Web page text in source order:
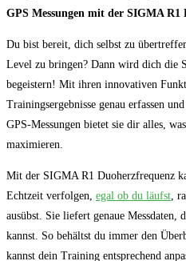
GPS Messungen mit der SIGMA R1
Du bist bereit, dich selbst zu
Level zu bringen? Dann wird dich die
begeistern! Mit ihren innovativen
Trainingsergebnisse genau erfassen
GPS-Messungen bietet sie dir alles,
maximieren.
Mit der SIGMA R1 Duoherzfrequenz
Echtzeit verfolgen, egal ob du läufst ,
ausübst. Sie liefert genaue Messdaten,
kannst. So behältst du immer den
kannst dein Training entsprechend